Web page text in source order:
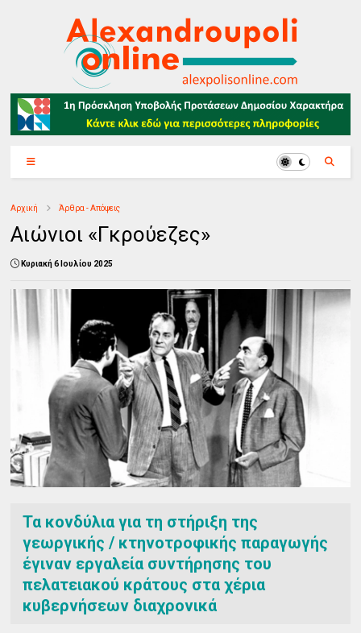
Αρχική Άρθρα - Απόψεις
Αιώνιοι «Γκρούεζες»
Κυριακή 6 Ιουλίου 2025
Τα κονδύλια για τη στήριξη της
γεωργικής / κτηνοτροφικής παραγωγής
έγιναν εργαλεία συντήρησης του
πελατειακού κράτους στα χέρια
κυβερνήσεων διαχρονικά